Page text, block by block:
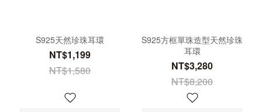
S925天然珍珠耳環
NT$1,199
NT$1,580
S925方框單珠造型天然珍珠
耳環
NT$3,280
NT$8,200